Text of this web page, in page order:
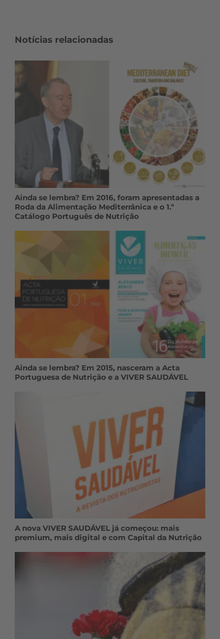
Notícias relacionadas
Ainda se lembra? Em 2016, foram apresentadas a
Roda da Alimentação Mediterrânica e o 1.º
Catálogo Português de Nutrição
Ainda se lembra? Em 2015, nasceram a Acta
Portuguesa de Nutrição e a VIVER SAUDÁVEL
A nova VIVER SAUDÁVEL já começou: mais
premium, mais digital e com Capital da Nutrição